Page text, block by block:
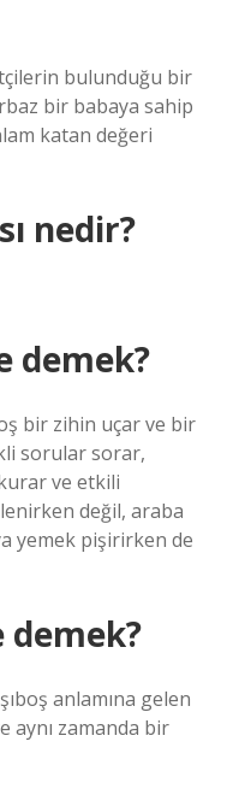
bulunduğu bir
bir babaya sahip
katan değeri
nedir?
demek?
bir zihin uçar ve bir
sorular sorar,
ve etkili
değil, araba
yemek pişirirken de
demek?
anlamına gelen
aynı zamanda bir